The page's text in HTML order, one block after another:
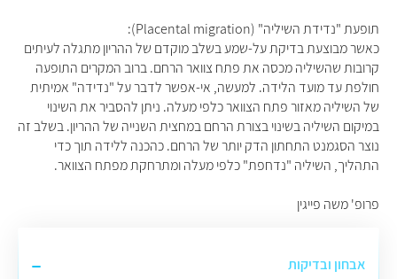
תופעת "נדידת השיליה" (Placental migration):
כאשר מבוצעת בדיקת על-שמע בשלב מוקדם של ההריון מתגלה לעיתים
קרובות שהשיליה מכסה את פתח צוואר הרחם. ברוב המקרים התופעה
חולפת עד מועד הלידה. למעשה, אי-אפשר לדבר על "נדידה" אמיתית
של השיליה מאזור פתח הצוואר כלפי מעלה. ניתן להסביר את השינוי
במיקום השיליה בשינוי בצורת הרחם במחצית השנייה של ההריון. בשלב זה
נוצר הסגמנט התחתון הדק יותר של הרחם. כהכנה ללידה תוך כדי
התהליך, השיליה "נדחפת" כלפי מעלה ומתרחקת מפתח הצוואר.
פרופ' משה פייגין
אבחון ובדיקות